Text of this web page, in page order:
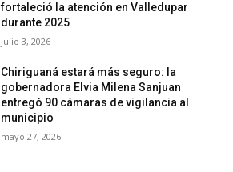
fortaleció la atención en Valledupar
durante 2025
julio 3, 2026
Chiriguaná estará más seguro: la
gobernadora Elvia Milena Sanjuan
entregó 90 cámaras de vigilancia al
municipio
mayo 27, 2026